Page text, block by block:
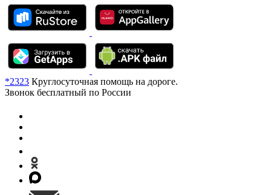
*2323 Круглосуточная помощь на дороге.
Звонок бесплатный по России